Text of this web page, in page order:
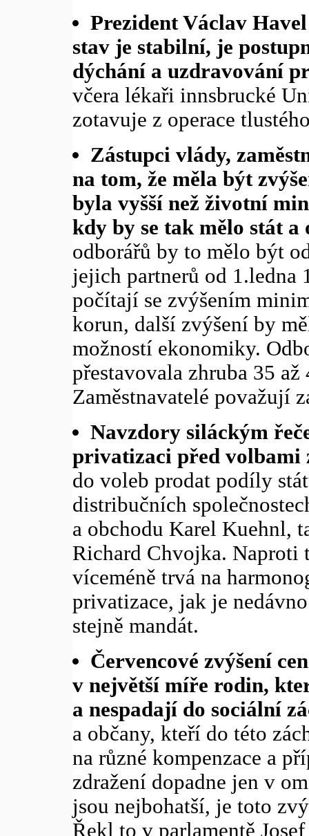
Prezident Václav
stav je stabilní, je
dýchání a uzdravování
včera lékaři innsbrucké
zotavuje z operace
Zástupci vlády,
na tom, že měla být
byla vyšší než životní
kdy by se tak mělo stát
odborářů by to mělo být
jejich partnerů od 1.ledna
počítají se zvýšením
korun, další zvýšení by
možností ekonomiky.
přestavovala zhruba 35
Zaměstnavatelé považují
Navzdory siláckým
privatizaci před volbami
do voleb prodat podíly
distribučních
a obchodu Karel Kuehnl,
Richard Chvojka.
víceméně trvá na
privatizace, jak je
stejně mandát.
Červencové zvýšení
v největší míře rodin,
a nespadají do sociální
a občany, kteří do této
na různé kompenzace a
zdražení dopadne jen v
jsou nejbohatší, je toto
Řekl to v parlamentě